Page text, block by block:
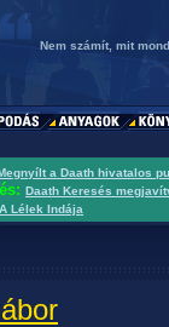
Nem számít, mit
a Daath hivatalos
Daath Keresés
Lélek Indája